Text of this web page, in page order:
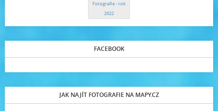
Fotografie - rok
2022
FACEBOOK
JAK NAJÍT FOTOGRAFIE NA MAPY.CZ